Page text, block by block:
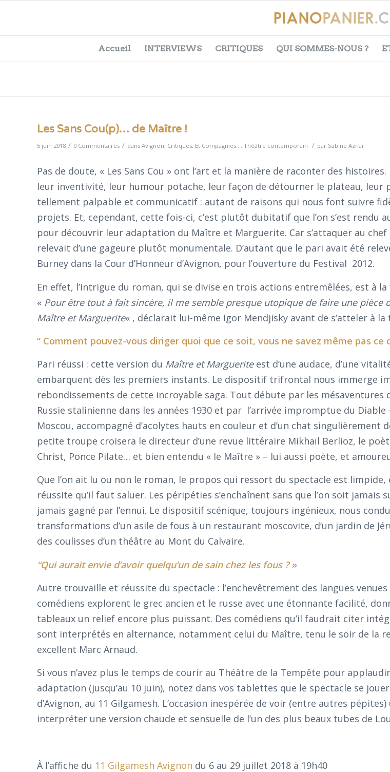
Accueil INTERVIEWS CRITIQUES QUI SOMMES-NOUS ?
Les Sans Cou(p)… de Maître !
5 juin 2018 / 0 Commentaires / dans Avignon, Critiques, Et Compagnies..., Théâtre contemporain / par Sabine Aznar
Pas de doute, « Les Sans Cou » ont l’art et la manière de raconter des
leur inventivité, leur humour potache, leur façon de détourner le plateau, leur
tellement palpable et communicatif : autant de raisons qui nous font suivre
projets. Et, cependant, cette fois-ci, c’est plutôt dubitatif que l’on s’est rendu
pour découvrir leur adaptation du Maître et Marguerite. Car s’attaquer au chef
relevait d’une gageure plutôt monumentale. D’autant que le pari avait été
Burney dans la Cour d’Honneur d’Avignon, pour l’ouverture du Festival 2012.
En effet, l’intrigue du roman, qui se divise en trois actions entremêlées, est à
« Pour être tout à fait sincère, il me semble presque utopique de faire une pièce
Maître et Marguerite« , déclarait lui-même Igor Mendjisky avant de s’atteler à la
“ Comment pouvez-vous diriger quoi que ce soit, vous ne savez même pas ce
Pari réussi : cette version du Maître et Margueriteest d’une audace, d’une
embarquent dès les premiers instants. Le dispositif trifrontal nous immerge
rebondissements de cette incroyable saga. Tout débute par les mésaventures
Russie stalinienne dans les années 1930 et par l’arrivée impromptue du
Moscou, accompagné d’acolytes hauts en couleur et d’un chat singulièrement
petite troupe croisera le directeur d’une revue littéraire Mikhaïl Berlioz, le
Christ, Ponce Pilate… et bien entendu « le Maître » – lui aussi poète, et
Que l’on ait lu ou non le roman, le propos qui ressort du spectacle est limpide,
réussite qu’il faut saluer. Les péripéties s’enchaînent sans que l’on soit jamais
jamais gagné par l’ennui. Le dispositif scénique, toujours ingénieux, nous
transformations d’un asile de fous à un restaurant moscovite, d’un jardin de
des coulisses d’un théâtre au Mont du Calvaire.
“Qui aurait envie d’avoir quelqu’un de sain chez les fous ? »
Autre trouvaille et réussite du spectacle : l’enchevêtrement des langues venues
comédiens explorent le grec ancien et le russe avec une étonnante facilité,
tableaux un relief encore plus puissant. Des comédiens qu’il faudrait citer
sont interprétés en alternance, notamment celui du Maître, tenu le soir de la
excellent Marc Arnaud.
Si vous n’avez plus le temps de courir au Théâtre de la Tempête pour
adaptation (jusqu’au 10 juin), notez dans vos tablettes que le spectacle se
d’Avignon, au 11 Gilgamesh. L’occasion inespérée de voir (entre autres
interpréter une version chaude et sensuelle de l’un des plus beaux tubes de
À l’affiche du 11 Gilgamesh Avignon du 6 au 29 juillet 2018 à 19h40